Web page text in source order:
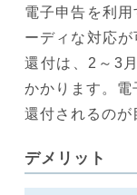
電子申告を利
ーディな対応
還付は、2～3
かかります。
還付されるのが
デメリット